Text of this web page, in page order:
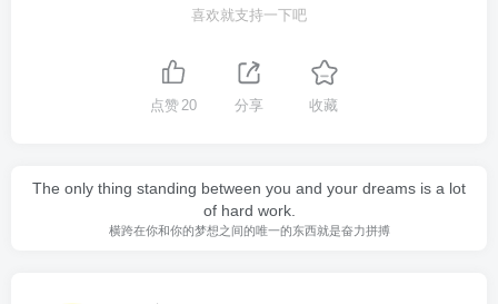
喜欢就支持一下吧
点赞 20 分享 收藏
The only thing standing between you and your dreams is a lot
of hard work.
横跨在你和你的梦想之间的唯一的东西就是奋力拼搏